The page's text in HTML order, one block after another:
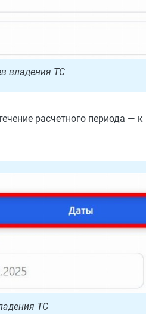
владения ТС
расчетного периода — к
ТС